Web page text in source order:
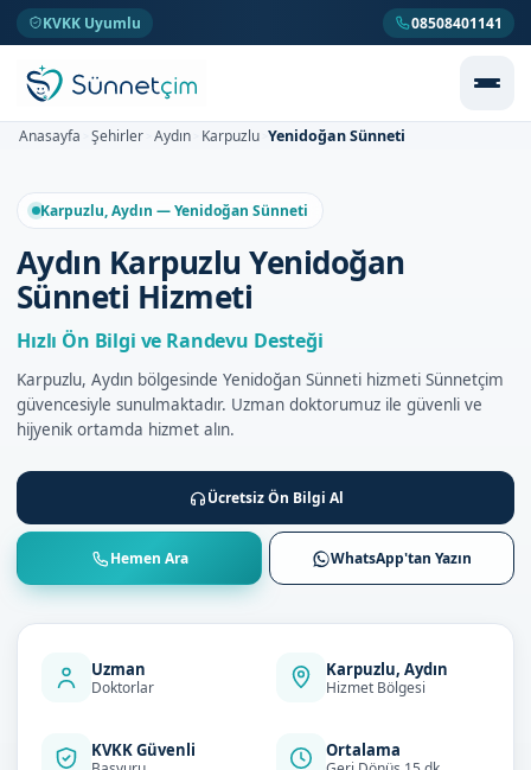
KVKK Uyumlu 08508401141
Anasayfa Şehirler Aydın Karpuzlu Yenidoğan Sünneti
Karpuzlu, Aydın — Yenidoğan Sünneti
Aydın Karpuzlu Yenidoğan
Sünneti Hizmeti
Hızlı Ön Bilgi ve Randevu Desteği
Karpuzlu, Aydın bölgesinde Yenidoğan Sünneti hizmeti Sünnetçim
güvencesiyle sunulmaktadır. Uzman doktorumuz ile güvenli ve
hijyenik ortamda hizmet alın.
Ücretsiz Ön Bilgi Al
Hemen Ara WhatsApp'tan Yazın
Uzman
Doktorlar
Karpuzlu, Aydın
Hizmet Bölgesi
KVKK Güvenli Ortalama